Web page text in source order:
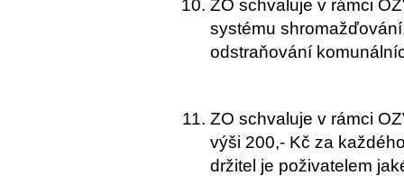
ZO schvaluje v rámci
systému
odstraňování
ZO schvaluje v rámci
výši 200,- Kč za
držitel je poživatelem